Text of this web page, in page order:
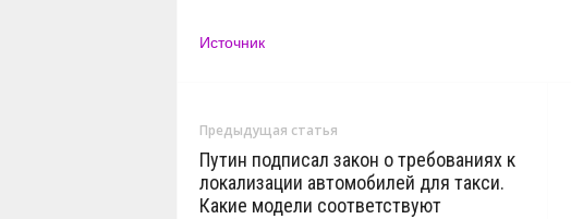
Источник
Предыдущая статья
Путин подписал закон о требованиях к
локализации автомобилей для такси.
Какие модели соответствуют